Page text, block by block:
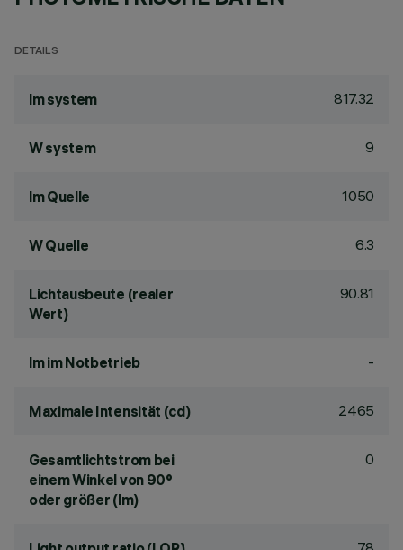
DETAILS
lm system 817.32
W system 9
lm Quelle 1050
W Quelle 6.3
Lichtausbeute (realer
Wert)
90.81
lm im Notbetrieb -
Maximale Intensität (cd) 2465
Gesamtlichtstrom bei
einem Winkel von 90°
oder größer (lm)
0